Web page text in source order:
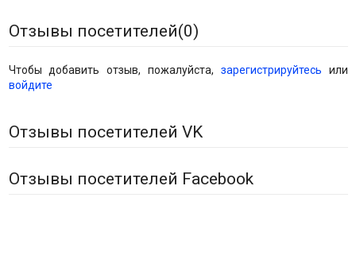
Отзывы посетителей(0)
Чтобы добавить отзыв, пожалуйста, зарегистрируйтесь или
войдите
Отзывы посетителей VK
Отзывы посетителей Facebook